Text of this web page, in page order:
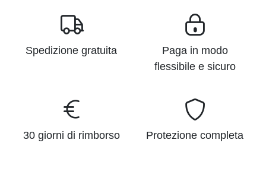
Spedizione gratuita
Paga in modo
flessibile e sicuro
30 giorni di rimborso Protezione completa